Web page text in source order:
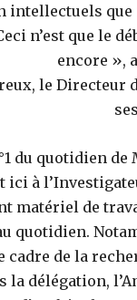
intellectuels
n’est que le
encore »,
le Directeur
du quotidien de
ici à
matériel de
quotidien.
cadre de la
la délégation,